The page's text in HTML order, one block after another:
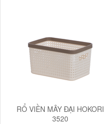
RỔ VIỀN MÂY ĐẠI HOKORI
3520